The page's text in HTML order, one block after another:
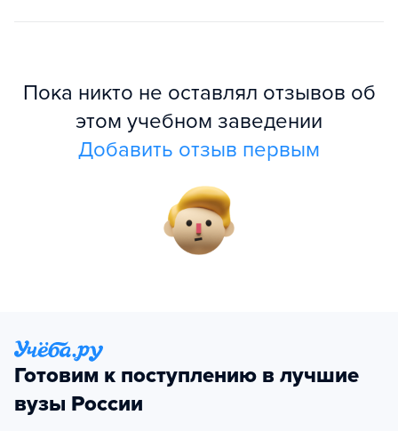
Пока никто не оставлял отзывов об
этом учебном заведении
Добавить отзыв первым
Готовим к поступлению в лучшие
вузы России